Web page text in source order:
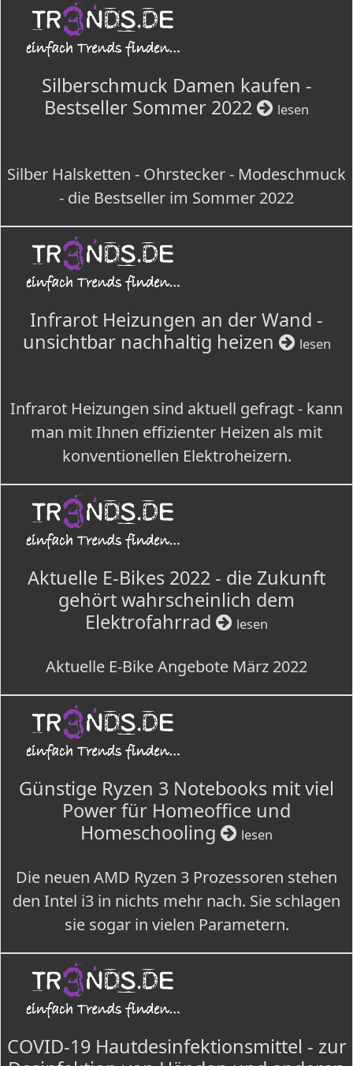
Silberschmuck Damen kaufen -
Bestseller Sommer 2022
lesen
Silber Halsketten - Ohrstecker - Modeschmuck
- die Bestseller im Sommer 2022
Infrarot Heizungen an der Wand -
unsichtbar nachhaltig heizen
lesen
Infrarot Heizungen sind aktuell gefragt - kann
man mit Ihnen effizienter Heizen als mit
konventionellen Elektroheizern.
Aktuelle E-Bikes 2022 - die Zukunft
gehört wahrscheinlich dem
Elektrofahrrad
lesen
Aktuelle E-Bike Angebote März 2022
Günstige Ryzen 3 Notebooks mit viel
Power für Homeoffice und
Homeschooling
lesen
Die neuen AMD Ryzen 3 Prozessoren stehen
den Intel i3 in nichts mehr nach. Sie schlagen
sie sogar in vielen Parametern.
COVID-19 Hautdesinfektionsmittel - zur